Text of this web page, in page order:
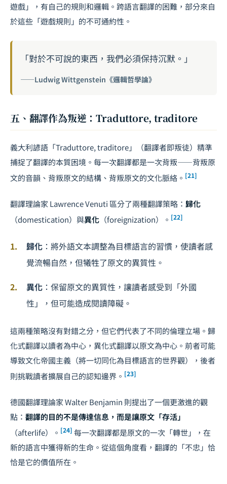
遊戲」，有自己的規則和邏輯。跨語言翻譯的困難，部分來自
於這些「遊戲規則」的不可通約性。
「對於不可說的東西，我們必須保持沉默。」
——Ludwig Wittgenstein《邏輯哲學論》
五、翻譯作為叛逆：Traduttore, traditore
義大利諺語「Traduttore, traditore」（翻譯者即叛徒）精準
捕捉了翻譯的本質困境。每一次翻譯都是一次背叛——背叛原
文的音韻、背叛原文的結構、背叛原文的文化脈絡。 [21]
翻譯理論家 Lawrence Venuti 區分了兩種翻譯策略： 歸化
（domestication）與異化 （foreignization）。 [22]
歸化 ：將外語文本調整為目標語言的習慣，使讀者感
覺流暢自然，但犧牲了原文的異質性。
異化 ：保留原文的異質性，讓讀者感受到「外國
性」，但可能造成閱讀障礙。
這兩種策略沒有對錯之分，但它們代表了不同的倫理立場。歸
化式翻譯以讀者為中心，異化式翻譯以原文為中心。前者可能
導致文化帝國主義（將一切同化為目標語言的世界觀），後者
則挑戰讀者擴展自己的認知邊界。 [23]
德國翻譯理論家 Walter Benjamin 則提出了一個更激進的觀
點： 翻譯的目的不是傳達信息，而是讓原文「存活」
（afterlife）。 [24] 每一次翻譯都是原文的一次「轉世」，在
新的語言中獲得新的生命。從這個角度看，翻譯的「不忠」恰
恰是它的價值所在。